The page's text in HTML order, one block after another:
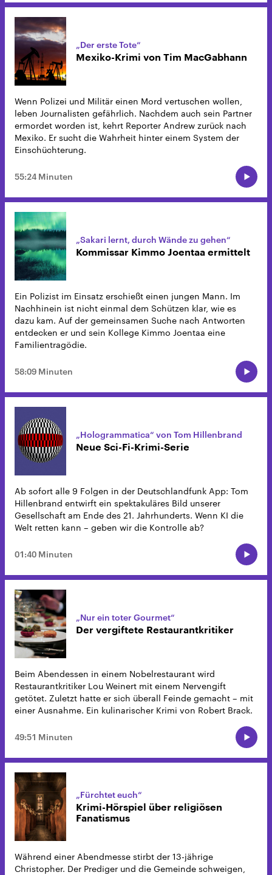
„Der erste Tote“
Mexiko-Krimi von Tim MacGabhann
Wenn Polizei und Militär einen Mord vertuschen wollen,
leben Journalisten gefährlich. Nachdem auch sein Partner
ermordet worden ist, kehrt Reporter Andrew zurück nach
Mexiko. Er sucht die Wahrheit hinter einem System der
Einschüchterung.
55:24 Minuten
„Sakari lernt, durch Wände zu gehen“
Kommissar Kimmo Joentaa ermittelt
Ein Polizist im Einsatz erschießt einen jungen Mann. Im
Nachhinein ist nicht einmal dem Schützen klar, wie es
dazu kam. Auf der gemeinsamen Suche nach Antworten
entdecken er und sein Kollege Kimmo Joentaa eine
Familientragödie.
58:09 Minuten
„Hologrammatica“ von Tom Hillenbrand
Neue Sci-Fi-Krimi-Serie
Ab sofort alle 9 Folgen in der Deutschlandfunk App: Tom
Hillenbrand entwirft ein spektakuläres Bild unserer
Gesellschaft am Ende des 21. Jahrhunderts. Wenn KI die
Welt retten kann – geben wir die Kontrolle ab?
01:40 Minuten
„Nur ein toter Gourmet“
Der vergiftete Restaurantkritiker
Beim Abendessen in einem Nobelrestaurant wird
Restaurantkritiker Lou Weinert mit einem Nervengift
getötet. Zuletzt hatte er sich überall Feinde gemacht – mit
einer Ausnahme. Ein kulinarischer Krimi von Robert Brack.
49:51 Minuten
„Fürchtet euch“
Krimi-Hörspiel über religiösen
Fanatismus
Während einer Abendmesse stirbt der 13-jährige
Christopher. Der Prediger und die Gemeinde schweigen,